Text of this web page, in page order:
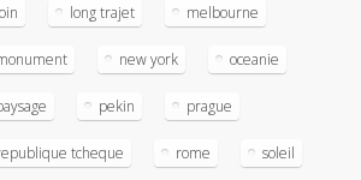
long trajet melbourne
new york oceanie
pekin prague
tcheque rome soleil